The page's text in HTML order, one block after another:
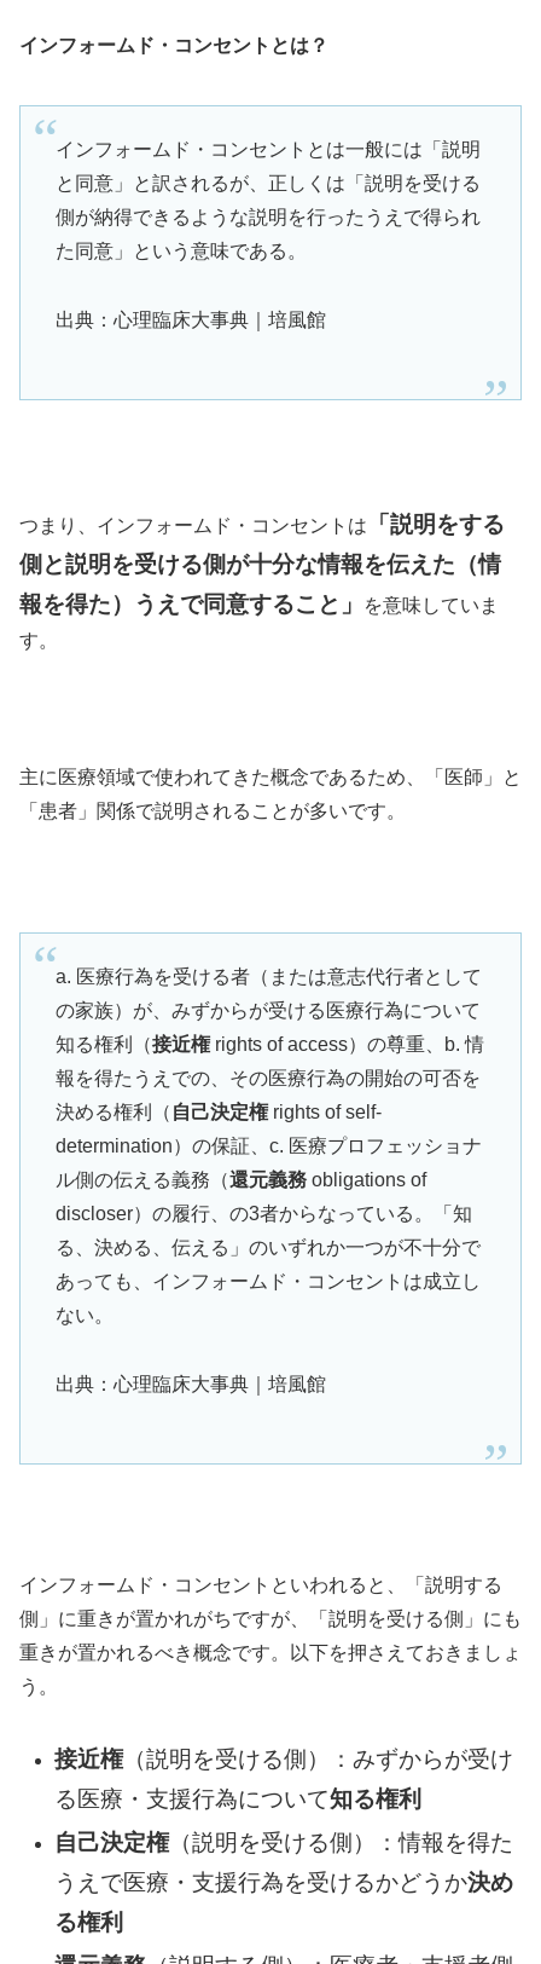
インフォームド・コンセントとは？
インフォームド・コンセントとは一般には「説明
と同意」と訳されるが、正しくは「説明を受ける
側が納得できるような説明を行ったうえで得られ
た同意」という意味である。
出典：心理臨床大事典｜培風館
つまり、インフォームド・コンセントは 「説明をする
側と説明を受ける側が十分な情報を伝えた（情
報を得た）うえで同意すること 」
を意味していま
す。
主に医療領域で使われてきた概念であるため、「医師」と
「患者」関係で説明されることが多いです。
a. 医療行為を受ける者（または意志代行者として
の家族）が、みずからが受ける医療行為について
知る権利（接近権rights of access）の尊重、b. 情
報を得たうえでの、その医療行為の開始の可否を
決める権利（ 自己決定権rights of self-
determination）の保証、c. 医療プロフェッショナ
ル側の伝える義務（還元義務obligations of
discloser）の履行、の3者からなっている。「知
る、決める、伝える」のいずれか一つが不十分で
あっても、インフォームド・コンセントは成立し
ない。
出典：心理臨床大事典｜培風館
インフォームド・コンセントといわれると、「説明する
側」に重きが置かれがちですが、「説明を受ける側」にも
重きが置かれるべき概念です。以下を押さえておきましょ
う。
接近権（説明を受ける側）：みずからが受け
る医療・支援行為について知る権利
自己決定権（説明を受ける側）：情報を得た
うえで医療・支援行為を受けるかどうか決め
る権利